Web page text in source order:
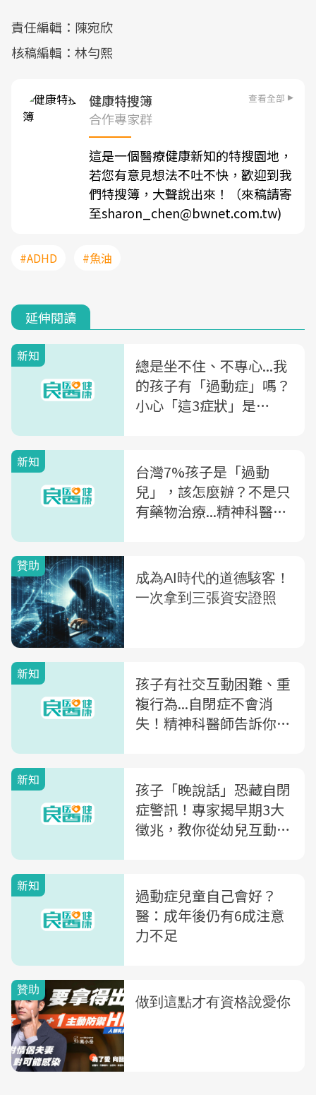
責任編輯：陳宛欣
核稿編輯：林勻熙
健康特搜簿 查看全部
合作專家群
這是一個醫療健康新知的特搜園地，
若您有意見想法不吐不快，歡迎到我
們特搜簿，大聲說出來！（來稿請寄
至sharon_chen@bwnet.com.tw)
#ADHD #魚油
延伸閱讀
新知
總是坐不住、不專心...我
的孩子有「過動症」嗎？
小心「這3症狀」是
新知
台灣7%孩子是「過動
兒」，該怎麼辦？不是只
有藥物治療...精神科醫
新知
孩子有社交互動困難、重
複行為...自閉症不會消
失！精神科醫師告訴你：
新知
孩子「晚說話」恐藏自閉
症警訊！專家揭早期3大
徵兆，教你從幼兒互動發
新知
過動症兒童自己會好？
醫：成年後仍有6成注意
力不足